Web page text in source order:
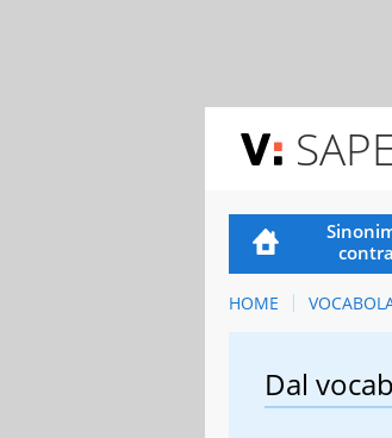
HOME
Dal